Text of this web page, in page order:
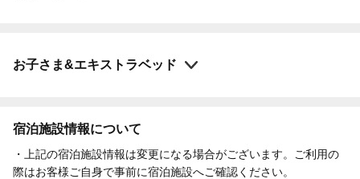
お子さま&エキストラベッド
宿泊施設情報について
・上記の宿泊施設情報は変更になる場合がございます。ご利用の
際はお客様ご自身で事前に宿泊施設へご確認ください。